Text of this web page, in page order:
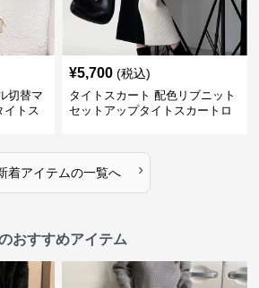
切替マ
イトス
¥5,700 (税込)
タイトスカート 配色リブニット
セットアップタイトスカートロ
着アイテムの一覧へ ›
おすすめアイテム